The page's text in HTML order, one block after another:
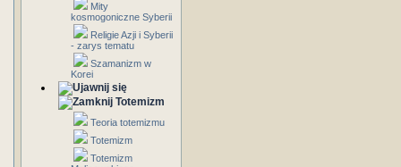
Mity
kosmogoniczne Syberii
Religie Azji i Syberii
- zarys tematu
Szamanizm w
Korei
Totemizm
Teoria totemizmu
Totemizm
Totemizm